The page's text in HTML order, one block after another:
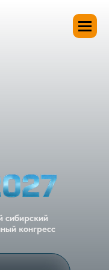
конгресс